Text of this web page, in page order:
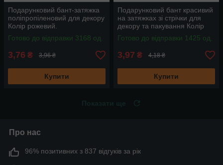
Подарунковий бант-затяжка
поліпропіленовий для декору
Колір рожевий.
Готово до відправки 3168 од.
3,76 ₴ 3,96 ₴
Купити
Подарунковий бант красивий
на затяжках зі стрічки для
декору та пакування Колір
рожевий.
Готово до відправки 1425 од.
3,97 ₴ 4,18 ₴
Купити
Про нас
96% позитивних з 837 відгуків за рік